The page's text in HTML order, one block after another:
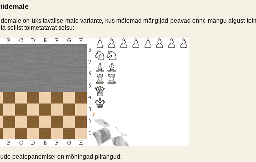
on üks tavalise male variante, kus mõlemad mängijad peavad enne mängu algust
sellist toimetatavat seisu:
pealepanemisel on mõningad piirangud: